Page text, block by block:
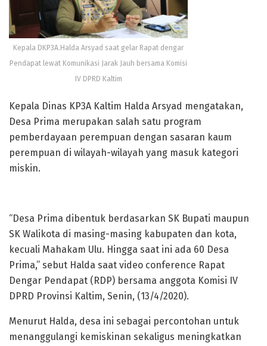
Kepala DKP3A.Halda Arsyad saat gelar Rapat dengar
Pendapat lewat Komunikasi Jarak Jauh bersama Komisi
IV DPRD Kaltim
Kepala Dinas KP3A Kaltim Halda Arsyad mengatakan,
Desa Prima merupakan salah satu program
pemberdayaan perempuan dengan sasaran kaum
perempuan di wilayah-wilayah yang masuk kategori
miskin.
“Desa Prima dibentuk berdasarkan SK Bupati maupun
SK Walikota di masing-masing kabupaten dan kota,
kecuali Mahakam Ulu. Hingga saat ini ada 60 Desa
Prima,” sebut Halda saat video conference Rapat
Dengar Pendapat (RDP) bersama anggota Komisi IV
DPRD Provinsi Kaltim, Senin, (13/4/2020).
Menurut Halda, desa ini sebagai percontohan untuk
menanggulangi kemiskinan sekaligus meningkatkan